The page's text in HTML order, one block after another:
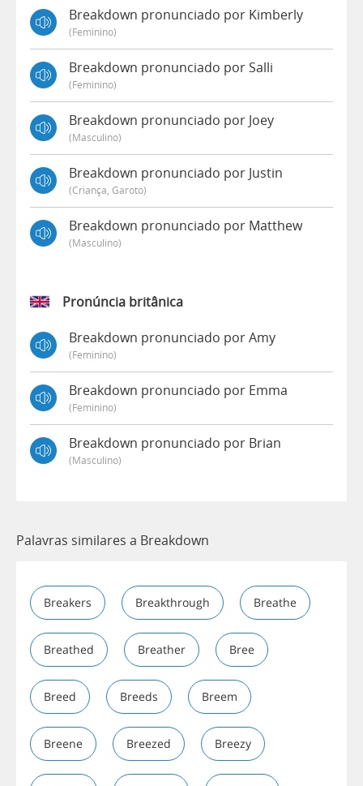
Breakdown pronunciado por Kimberly
(feminino)
Breakdown pronunciado por Salli
(feminino)
Breakdown pronunciado por Joey
(masculino)
Breakdown pronunciado por Justin
(criança, Garoto)
Breakdown pronunciado por Matthew
(masculino)
Pronúncia britânica
Breakdown pronunciado por Amy
(feminino)
Breakdown pronunciado por Emma
(feminino)
Breakdown pronunciado por Brian
(masculino)
Palavras similares a Breakdown
Breakers Breakthrough Breathe
Breathed Breather Bree
Breed Breeds Breem
Breene Breezed Breezy